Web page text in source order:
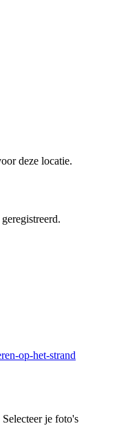
deze locatie.
op-het-strand
Selecteer je foto's